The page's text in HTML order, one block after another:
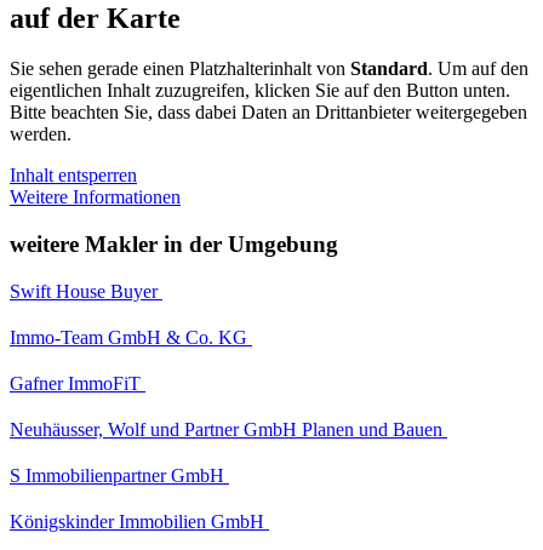
auf der Karte
Sie sehen gerade einen Platzhalterinhalt von Standard. Um auf den
eigentlichen Inhalt zuzugreifen, klicken Sie auf den Button unten.
Bitte beachten Sie, dass dabei Daten an Drittanbieter weitergegeben
werden.
Inhalt entsperren
Weitere Informationen
weitere Makler in der Umgebung
Swift House Buyer
Immo-Team GmbH & Co. KG
Gafner ImmoFiT
Neuhäusser, Wolf und Partner GmbH Planen und Bauen
S Immobilienpartner GmbH
Königskinder Immobilien GmbH